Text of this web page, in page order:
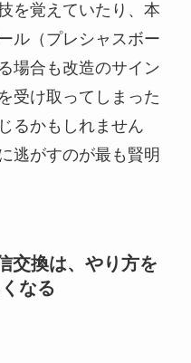
を覚えていたり、本
ル（プレシャスボー
場合も改造のサイン
受け取ってしまった
るかもしれません
逃がすのが最も賢明
交換は、やり方を
なる